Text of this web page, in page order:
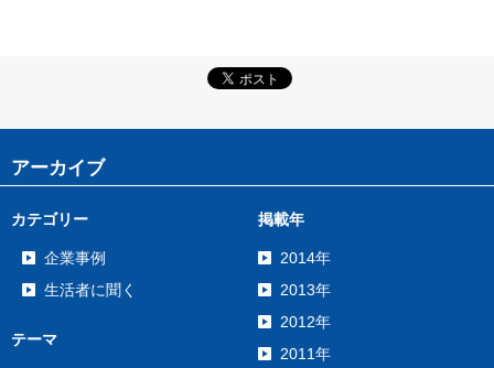
アーカイブ
カテゴリー
企業事例
生活者に聞く
テーマ
掲載年
2014年
2013年
2012年
2011年